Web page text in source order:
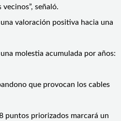
señaló.
valoración positiva hacia una
molestia acumulada por años:
que provocan los cables
puntos priorizados marcará un